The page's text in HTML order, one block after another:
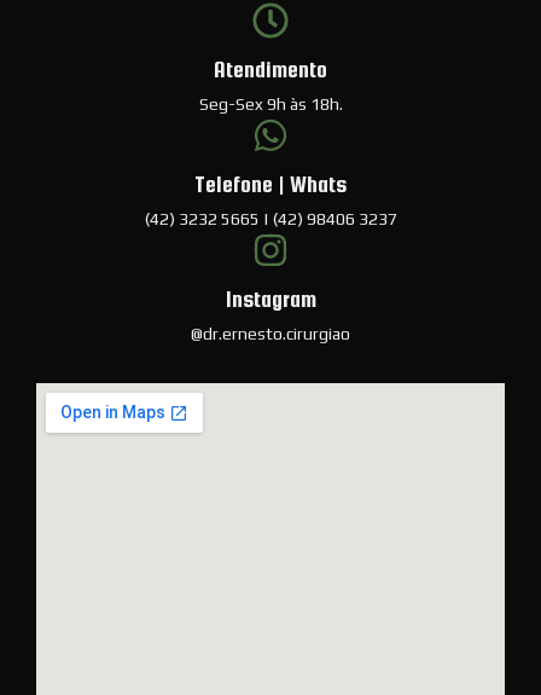
Atendimento
Seg-Sex 9h às 18h.
Telefone | Whats
(42) 3232 5665 | (42) 98406 3237
Instagram
@dr.ernesto.cirurgiao